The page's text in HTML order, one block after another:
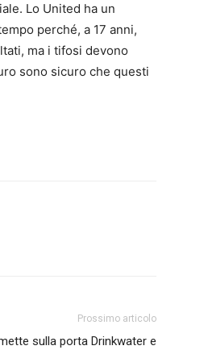
Lo United ha un
perché, a 17 anni,
ma i tifosi devono
sono sicuro che questi
Prossimo articolo
sulla porta Drinkwater e